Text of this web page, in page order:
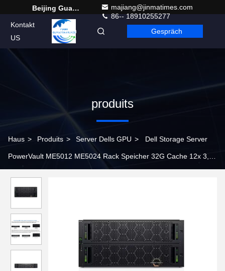
Beijing Guangtian Runze Technology Co., Ltd.
majiang@jinmatimes.com
86-- 18910255277
Kontakt
US
German Gespräch
produits
Haus > Produits > Server Dells GPU > Dell Storage Server
PowerVault ME5012 ME5024 Rack Speicher 32G Cache 12x 3,5